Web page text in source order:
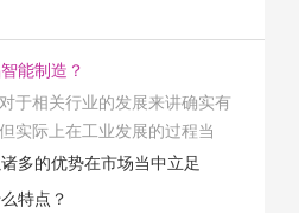
能制造？
于相关行业的发展来讲确实有
实际上在工业发展的过程当
发展的具体结束是非常的多
定需要...
多的优势在市场当中立足
特点？